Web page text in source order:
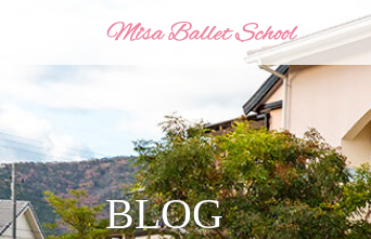
BLOG